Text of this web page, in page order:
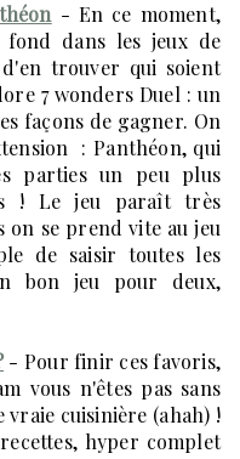
- En ce moment,
fond dans les jeux de
trouver qui soient
7 wonders Duel : un
façons de gagner. On
: Panthéon, qui
parties un peu plus
! Le jeu paraît très
on se prend vite au jeu
de saisir toutes les
bon jeu pour deux,
- Pour finir ces favoris,
vous n'êtes pas sans
vraie cuisinière (ahah) !
hyper complet